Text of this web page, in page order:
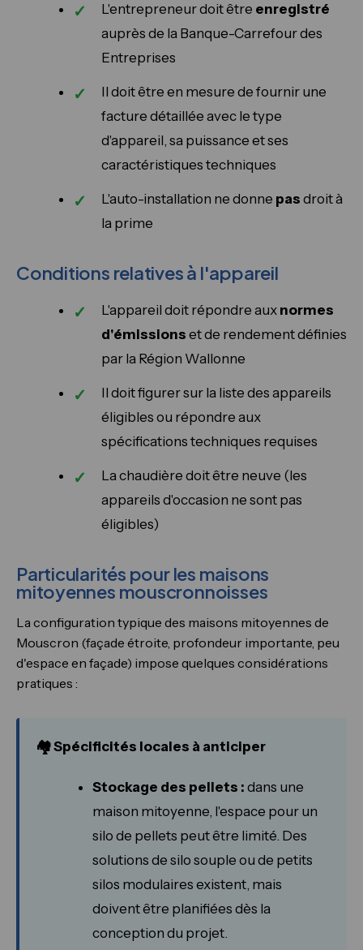
L'entrepreneur doit être enregistré
auprès de la Banque-Carrefour des
Entreprises
Il doit être en mesure de fournir une
facture détaillée avec le type
d'appareil, sa puissance et ses
caractéristiques techniques
L'auto-installation ne donne pas droit à
la prime
Conditions relatives à l'appareil
L'appareil doit répondre aux normes
d'émissions et de rendement définies
par la Région Wallonne
Il doit figurer sur la liste des appareils
éligibles ou répondre aux
spécifications techniques requises
La chaudière doit être neuve (les
appareils d'occasion ne sont pas
éligibles)
Particularités pour les maisons
mitoyennes mouscronnoisses
La configuration typique des maisons mitoyennes de
Mouscron (façade étroite, profondeur importante, peu
d'espace en façade) impose quelques considérations
pratiques :
🏘️ Spécificités locales à anticiper
Stockage des pellets : dans une
maison mitoyenne, l'espace pour un
silo de pellets peut être limité. Des
solutions de silo souple ou de petits
silos modulaires existent, mais
doivent être planifiées dès la
conception du projet.